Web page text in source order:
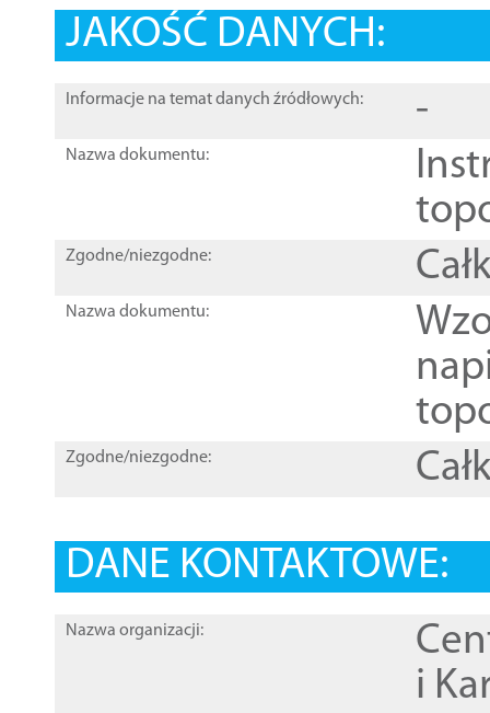
JAKOŚĆ DANYCH:
Informacje na temat danych źródłowych: -
Nazwa dokumentu:
Zgodne/niezgodne:
Nazwa dokumentu:
Zgodne/niezgodne:
DANE KONTAKTOWE:
Nazwa organizacji:
i